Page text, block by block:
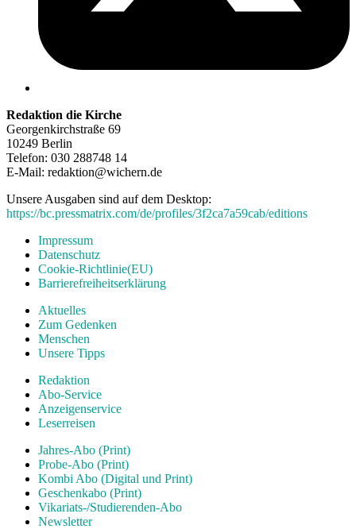
Redaktion die Kirche
Georgenkirchstraße 69
10249 Berlin
Telefon: 030 288748 14
E-Mail: redaktion@wichern.de
Unsere Ausgaben sind auf dem Desktop:
https://bc.pressmatrix.com/de/profiles/3f2ca7a59cab/editions
Impressum
Datenschutz
Cookie-Richtlinie(EU)
Barrierefreiheitserklärung
Aktuelles
Zum Gedenken
Menschen
Unsere Tipps
Redaktion
Abo-Service
Anzeigenservice
Leserreisen
Jahres-Abo (Print)
Probe-Abo (Print)
Kombi Abo (Digital und Print)
Geschenkabo (Print)
Vikariats-/Studierenden-Abo
Newsletter